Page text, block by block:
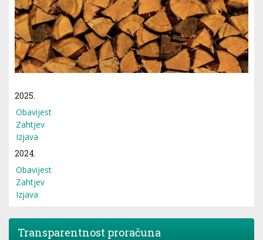
2025.
Obavijest
Zahtjev
Izjava
2024.
Obavijest
Zahtjev
Izjava
Transparentnost proračuna